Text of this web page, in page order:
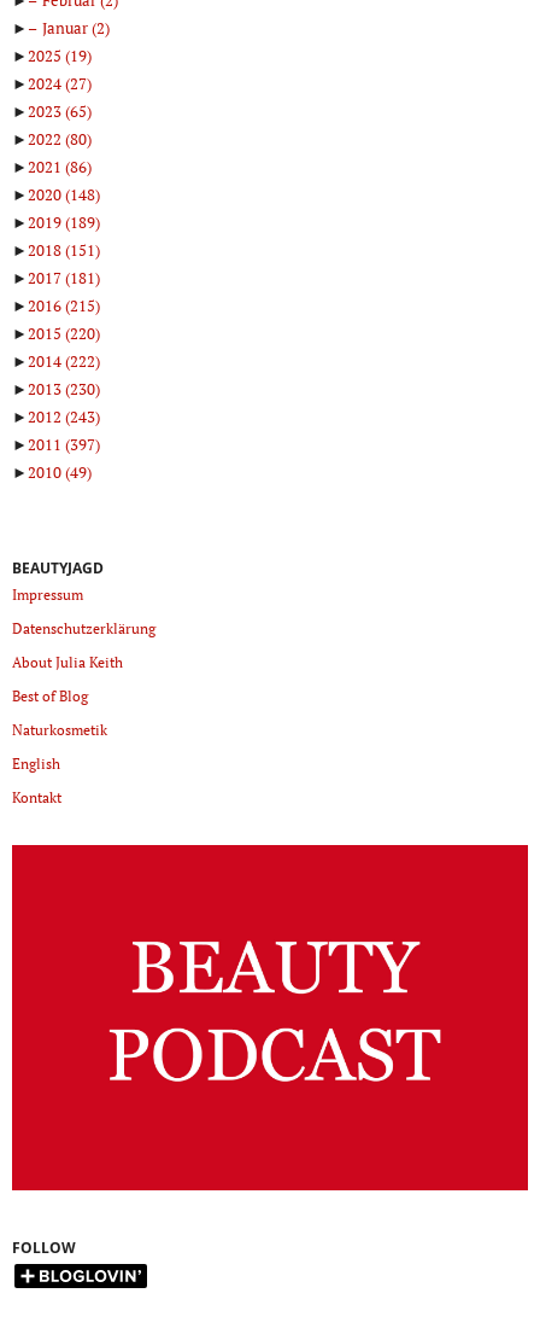
►
Januar(2)
►2025 (19)
►2024(27)
►2023(65)
►2022 (80)
►2021 (86)
►2020(148)
►2019(189)
►2018(151)
►2017(181)
►2016(215)
►2015 (220)
►2014(222)
►2013(230)
►2012 (243)
►2011 (397)
►2010(49)
BEAUTYJAGD
Impressum
Datenschutzerklärung
About Julia Keith
Best of Blog
Naturkosmetik
English
Kontakt
FOLLOW